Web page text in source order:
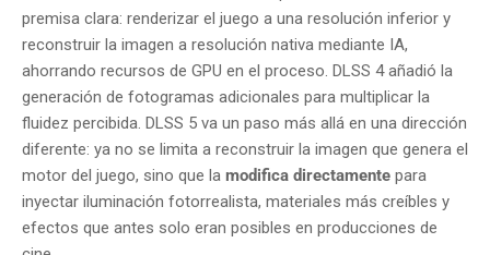
premisa clara: renderizar el juego a una resolución inferior y
reconstruir la imagen a resolución nativa mediante IA,
ahorrando recursos de GPU en el proceso. DLSS 4 añadió la
generación de fotogramas adicionales para multiplicar la
fluidez percibida. DLSS 5 va un paso más allá en una dirección
diferente: ya no se limita a reconstruir la imagen que genera el
motor del juego, sino que la modifica directamente para
inyectar iluminación fotorrealista, materiales más creíbles y
efectos que antes solo eran posibles en producciones de